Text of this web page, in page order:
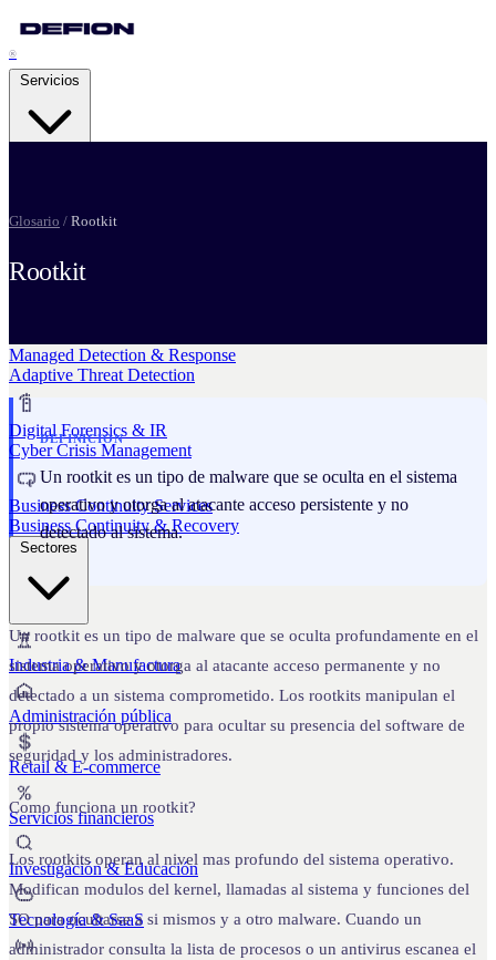
®
Strategic Resilience
Pentesting Services
Managed Detection & Response
Adaptive Threat Detection
Digital Forensics & IR
Cyber Crisis Management
Business Continuity Services
Business Continuity & Recovery
Industria & Manufactura
Administración pública
Retail & E-commerce
Servicios financieros
Investigación & Educación
Tecnología & SaaS
Glosario / Rootkit
Rootkit
DEFINICION
Un rootkit es un tipo de malware que se oculta en el sistema
operativo y otorga al atacante acceso persistente y no
detectado al sistema.
Un rootkit es un tipo de malware que se oculta profundamente en el
sistema operativo y otorga al atacante acceso permanente y no
detectado a un sistema comprometido. Los rootkits manipulan el
propio sistema operativo para ocultar su presencia del software de
seguridad y los administradores.
Como funciona un rootkit?
Los rootkits operan al nivel mas profundo del sistema operativo.
Modifican modulos del kernel, llamadas al sistema y funciones del
SO para ocultarse a si mismos y a otro malware. Cuando un
administrador consulta la lista de procesos o un antivirus escanea el